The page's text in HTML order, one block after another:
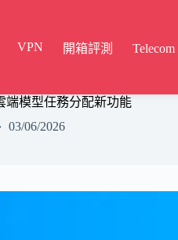
VPN 開箱評測
端模型任務分配新功能
03/06/2026